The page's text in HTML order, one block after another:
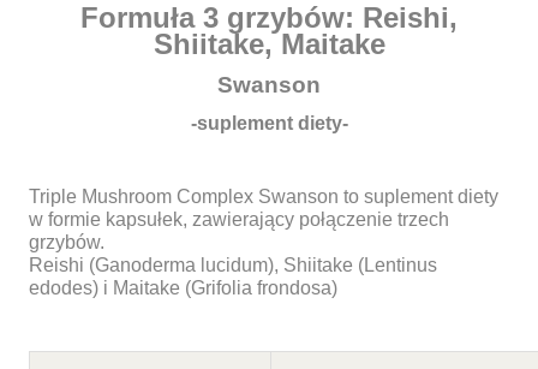
Formuła 3 grzybów: Reishi,
Shiitake, Maitake
Swanson
-suplement diety-
Triple Mushroom Complex Swanson to suplement diety
w formie kapsułek, zawierający połączenie trzech
grzybów.
Reishi (Ganoderma lucidum), Shiitake (Lentinus
edodes) i Maitake (Grifolia frondosa)